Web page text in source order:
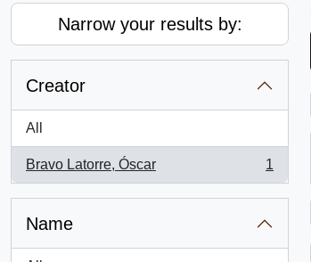
Narrow your results by:
Creator
All
Bravo Latorre, Óscar
, 1 results
1
Name